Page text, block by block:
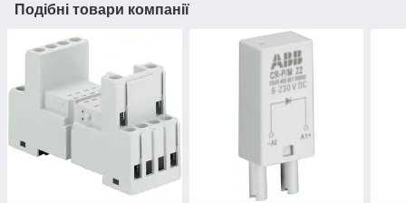
Подібні товари компанії